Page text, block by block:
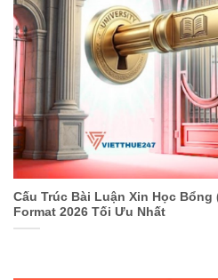
Cấu Trúc Bài Luận Xin Học
Format 2026 Tối Ưu Nhất